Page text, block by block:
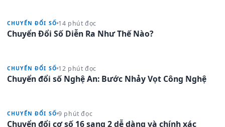
CHUYỂN ĐỔI SỐ 14 phút đọc
Chuyển Đổi Số Diễn Ra Như Thế Nào?
CHUYỂN ĐỔI SỐ 12 phút đọc
Chuyển đổi số Nghệ An: Bước Nhảy Vọt Công Nghệ
CHUYỂN ĐỔI SỐ 9 phút đọc
Chuyển đổi cơ số 16 sang 2 dễ dàng và chính xác